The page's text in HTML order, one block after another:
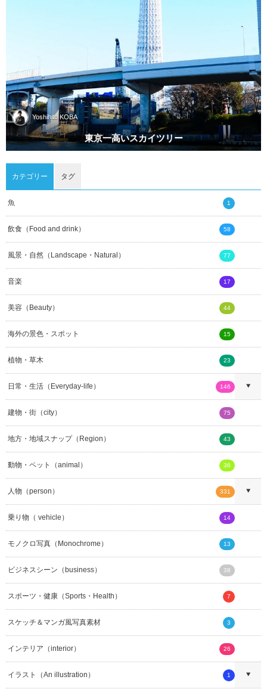
Yoshihito KOBA
東京一高いスカイツリー
カテゴリー タグ
魚 1
飲食（Food and drink） 58
風景・自然（Landscape・Natural） 77
音楽 17
美容（Beauty） 44
海外の景色・スポット 15
植物・草木 23
日常・生活（Everyday-life） 146
建物・街（city） 75
地方・地域スナップ（Region） 43
動物・ペット（animal） 36
人物（person） 331
乗り物（ vehicle） 14
モノクロ写真（Monochrome） 13
ビジネスシーン（business） 38
スポーツ・健康（Sports・Health） 7
スケッチ＆マンガ風写真素材 3
インテリア（interior） 26
イラスト（An illustration） 1